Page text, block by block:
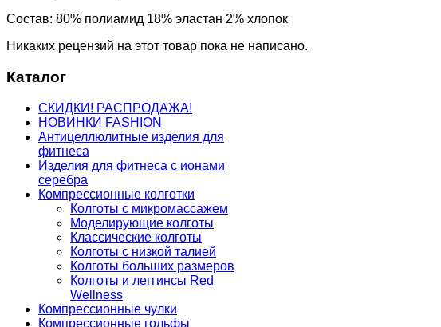
Состав: 80% полиамид 18% эластан 2% хлопок
Никаких рецензий на этот товар пока не написано.
Каталог
СКИДКИ! РАСПРОДАЖА!
НОВИНКИ FASHION
Антицеллюлитные изделия для
фитнеса
Изделия для фитнеса с ионами
серебра
Компрессионные колготки
Колготы с микромассажем
Моделирующие колготы
Классические колготы
Колготы с низкой талией
Колготы больших размеров
Колготы и леггинсы Red
Wellness
Компрессионные чулки
Компрессионные гольфы